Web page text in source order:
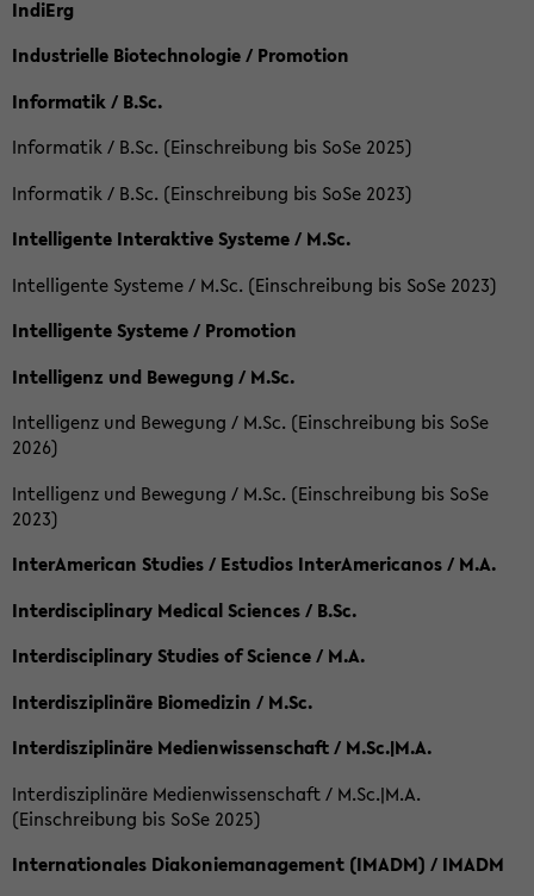
IndiErg
Industrielle Biotechnologie / Promotion
Informatik / B.Sc.
Informatik / B.Sc. (Einschreibung bis SoSe 2025)
Informatik / B.Sc. (Einschreibung bis SoSe 2023)
Intelligente Interaktive Systeme / M.Sc.
Intelligente Systeme / M.Sc. (Einschreibung bis SoSe 2023)
Intelligente Systeme / Promotion
Intelligenz und Bewegung / M.Sc.
Intelligenz und Bewegung / M.Sc. (Einschreibung bis SoSe
2026)
Intelligenz und Bewegung / M.Sc. (Einschreibung bis SoSe
2023)
InterAmerican Studies / Estudios InterAmericanos / M.A.
Interdisciplinary Medical Sciences / B.Sc.
Interdisciplinary Studies of Science / M.A.
Interdisziplinäre Biomedizin / M.Sc.
Interdisziplinäre Medienwissenschaft / M.Sc.|M.A.
Interdisziplinäre Medienwissenschaft / M.Sc.|M.A.
(Einschreibung bis SoSe 2025)
Internationales Diakoniemanagement (IMADM) / IMADM